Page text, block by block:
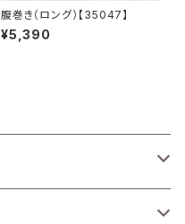
腹巻き（ロング）【35047】
¥5,390